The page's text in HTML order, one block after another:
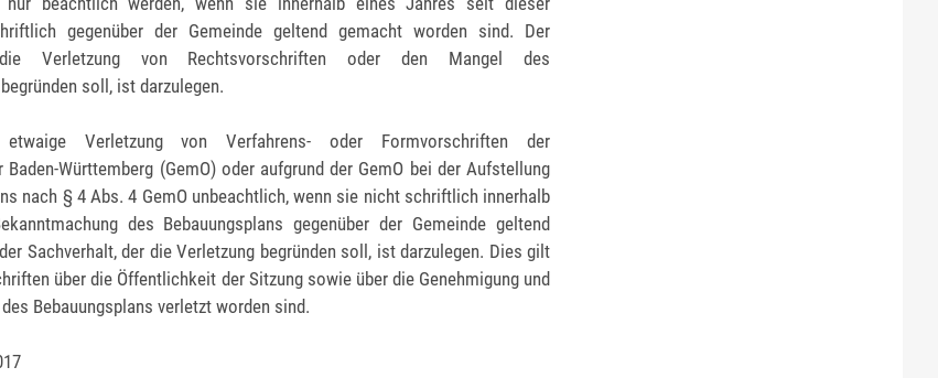
gegenüber der Gemeinde geltend gemacht worden sind. Der
Verletzung von Rechtsvorschriften oder den Mangel des
soll, ist darzulegen.
Verletzung von Verfahrens- oder Formvorschriften der
Baden-Württemberg (GemO) oder aufgrund der GemO bei der Aufstellung
nach § 4 Abs. 4 GemO unbeachtlich, wenn sie nicht schriftlich innerhalb
des Bebauungsplans gegenüber der Gemeinde geltend
Sachverhalt, der die Verletzung begründen soll, ist darzulegen. Dies gilt
über die Öffentlichkeit der Sitzung sowie über die Genehmigung und
Bebauungsplans verletzt worden sind.